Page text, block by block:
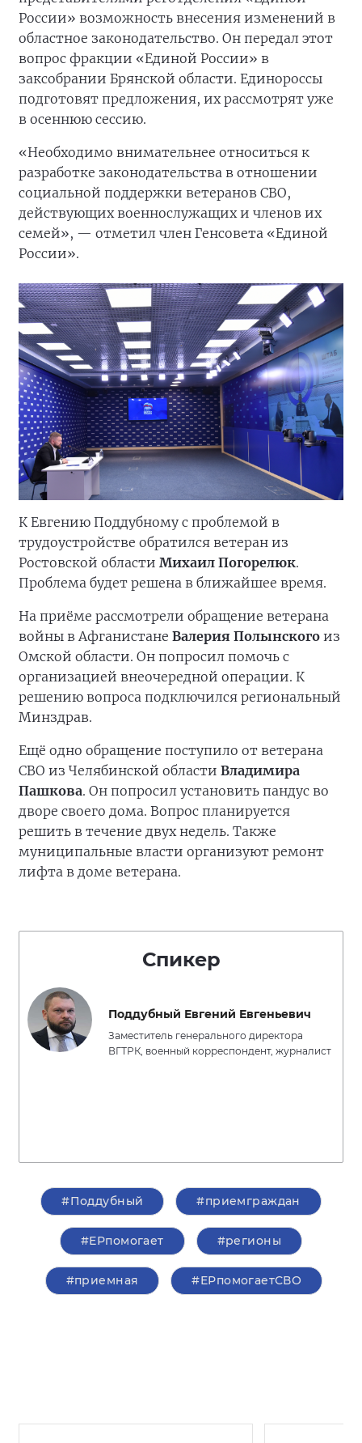
России» возможность внесения изменений в
областное законодательство. Он передал этот
вопрос фракции «Единой России» в
заксобрании Брянской области. Единороссы
подготовят предложения, их рассмотрят уже
в осеннюю сессию.
«Необходимо внимательнее относиться к
разработке законодательства в отношении
социальной поддержки ветеранов СВО,
действующих военнослужащих и членов их
семей», — отметил член Генсовета «Единой
России».
К Евгению Поддубному с проблемой в
трудоустройстве обратился ветеран из
Ростовской области Михаил Погорелюк.
Проблема будет решена в ближайшее время.
На приёме рассмотрели обращение ветерана
войны в Афганистане Валерия Полынского из
Омской области. Он попросил помочь с
организацией внеочередной операции. К
решению вопроса подключился региональный
Минздрав.
Ещё одно обращение поступило от ветерана
СВО из Челябинской области Владимира
Пашкова. Он попросил установить пандус во
дворе своего дома. Вопрос планируется
решить в течение двух недель. Также
муниципальные власти организуют ремонт
лифта в доме ветерана.
Спикер
Поддубный Евгений Евгеньевич
Заместитель генерального директора
ВГТРК, военный корреспондент, журналист
#Поддубный #приемграждан
#ЕРпомогает #регионы
#приемная #ЕРпомогаетСВО